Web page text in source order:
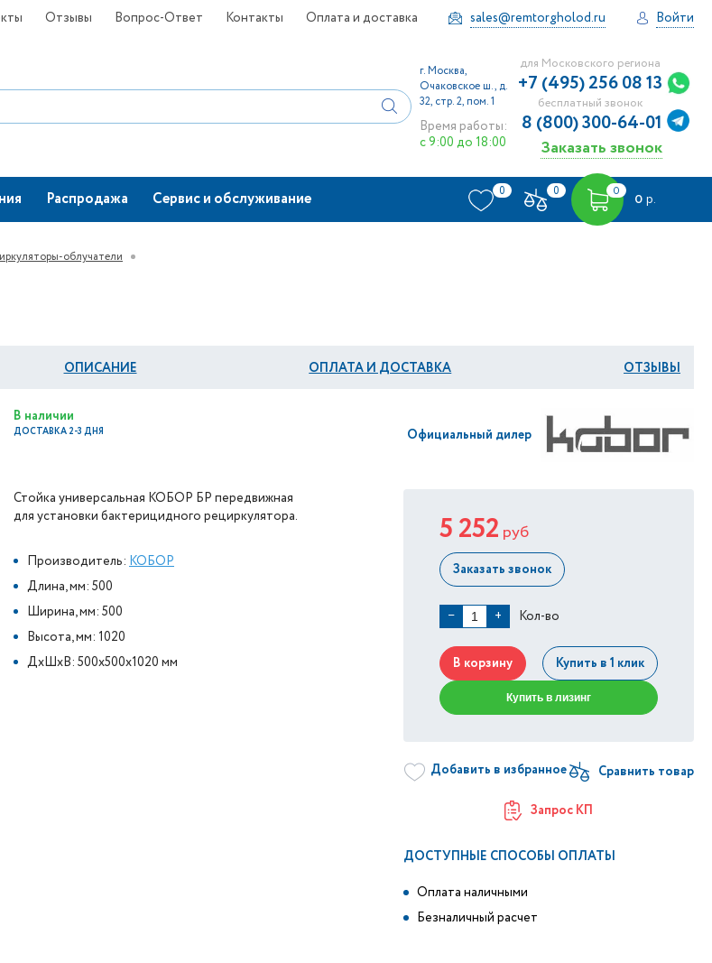
Отзывы Вопрос-Ответ Контакты Оплата и доставка sales@remtorgholod.ru Войти
г. Москва,
Очаковское ш., д.
32, стр. 2, пом. 1
Время работы:
с 9:00 до 18:00
для Московского региона
+7 (495) 256 08 13
бесплатный звонок
8 (800) 300-64-01
Заказать звонок
Распродажа Сервис и обслуживание 0 0 0
0 р.
облучатели
ОПИСАНИЕ ОПЛАТА И ДОСТАВКА ОТЗЫВЫ
В наличии
ДОСТАВКА 2-3 ДНЯ Официальный дилер
Стойка универсальная КОБОР БР передвижная
для установки бактерицидного рециркулятора.
Производитель: КОБОР
Длина, мм: 500
Ширина, мм: 500
Высота, мм: 1020
ДxШxВ: 500x500x1020 мм
5 252 руб
Заказать звонок
− + Кол-во
В корзину Купить в 1 клик
Купить в лизинг
Добавить в избранное
Запрос КП
ДОСТУПНЫЕ СПОСОБЫ ОПЛАТЫ
Оплата наличными
Безналичный расчет